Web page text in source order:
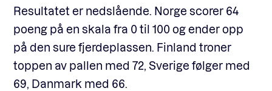
Resultatet er nedslående. Norge scorer 64
poeng på en skala fra 0 til 100 og ender opp
på den sure fjerdeplassen. Finland troner
toppen av pallen med 72, Sverige følger med
69, Danmark med 66.